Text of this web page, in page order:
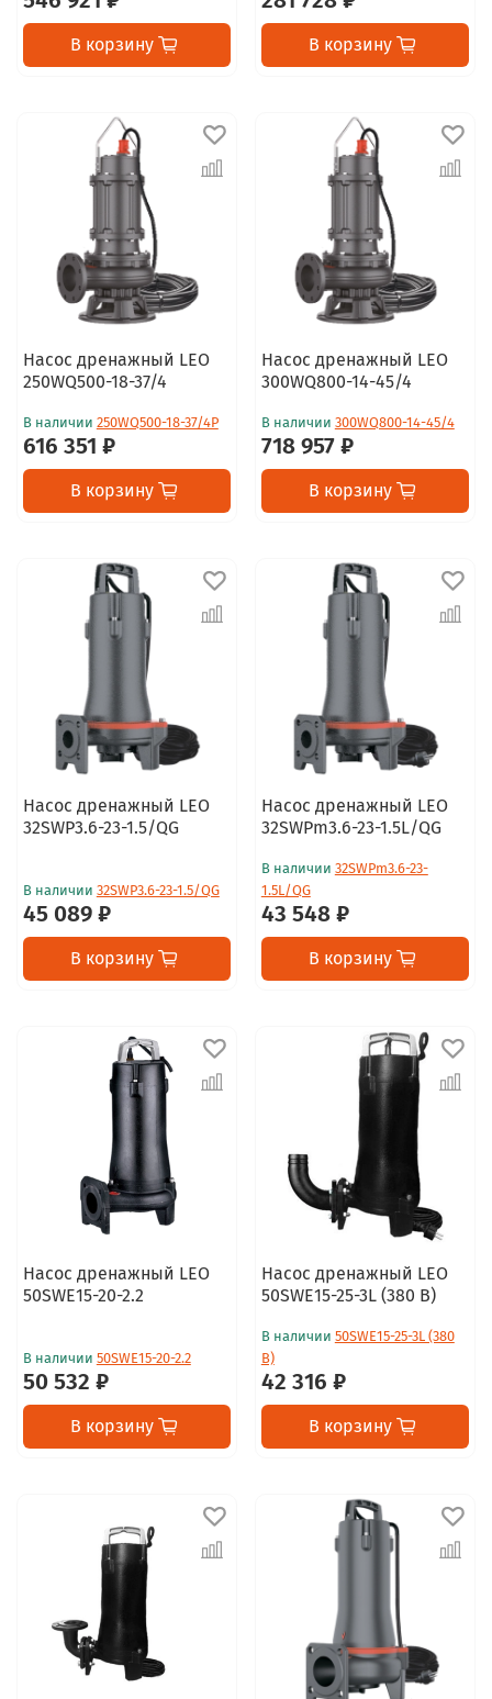
В корзину В корзину
Насос дренажный LEO
250WQ500-18-37/4
В наличии 250WQ500-18-37/4P
616 351 ₽
В корзину
Насос дренажный LEO
300WQ800-14-45/4
В наличии 300WQ800-14-45/4
718 957 ₽
В корзину
Насос дренажный LEO
32SWP3.6-23-1.5/QG
В наличии 32SWP3.6-23-1.5/QG
45 089 ₽
В корзину
Насос дренажный LEO
32SWPm3.6-23-1.5L/QG
В наличии 32SWPm3.6-23-
1.5L/QG
43 548 ₽
В корзину
Насос дренажный LEO
50SWE15-20-2.2
В наличии 50SWE15-20-2.2
50 532 ₽
В корзину
Насос дренажный LEO
50SWE15-25-3L (380 В)
В наличии 50SWE15-25-3L (380
В)
42 316 ₽
В корзину